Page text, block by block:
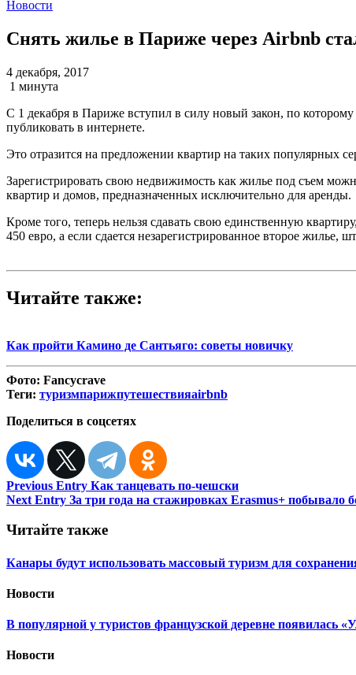
Новости
Снять жилье в Париже через Airbnb
4 декабря, 2017
1 минута
С 1 декабря в Париже вступил в силу новый закон, по
публиковать в интернете.
Это отразится на предложении квартир на таких популярных
Зарегистрировать свою недвижимость как жилье под съем
квартир и домов, предназначенных исключительно для аренды.
Кроме того, теперь нельзя сдавать свою единственную
450 евро, а если сдается незарегистрированное второе жилье,
Читайте также:
Как пройти Камино де Сантьяго: советы новичку
Фото: Fancycrave
Теги: туризмпарижпутешествияairbnb
Поделиться в соцсетях
Навигация
по
записям
Previous Entry Как танцевать по-чешски
Next Entry За три года на стажировках Erasmus+ побывало
Читайте также
Канары будут использовать массовый туризм для
Новости
В популярной у туристов французской деревне появилась
Новости